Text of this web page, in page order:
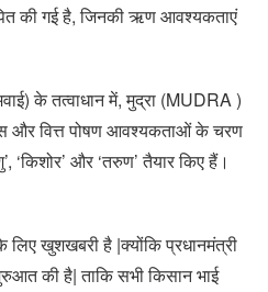
की गई है, जिनकी ऋण आवश्यकताएं
के तत्‍वाधान में, मुद्रा (MUDRA )
और वित्त पोषण आवश्यकताओं के चरण
‘किशोर’ और ‘तरुण’ तैयार किए हैं।
लिए खुशखबरी है |क्योंकि प्रधानमंत्री
की है| ताकि सभी किसान भाई